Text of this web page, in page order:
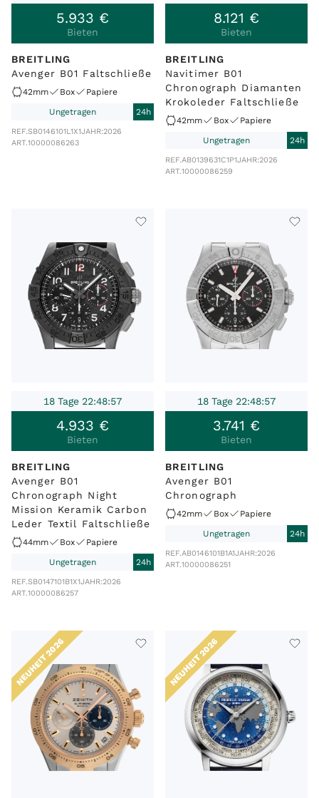
5.933 €
Bieten
BREITLING
Avenger B01 Faltschließe
42mm Box
Papiere
Ungetragen
24h
REF.SB0146101L1X1JAHR:2026
ART.10000086263
8.121 €
Bieten
BREITLING
Navitimer B01
Chronograph Diamanten
Krokoleder Faltschließe
42mm Box
Papiere
Ungetragen
24h
REF.AB0139631C1P1JAHR:2026
ART.10000086259
18 Tage 22:48:57
4.933 €
Bieten
BREITLING
Avenger B01
Chronograph Night
Mission Keramik Carbon
Leder Textil Faltschließe
44mm Box
Papiere
Ungetragen
24h
REF.SB0147101B1X1JAHR:2026
ART.10000086257
18 Tage 22:48:57
3.741 €
Bieten
BREITLING
Avenger B01
Chronograph
42mm Box
Papiere
Ungetragen
24h
REF.AB0146101B1A1JAHR:2026
ART.10000086251
NEUHEIT 2026 NEUHEIT 2026